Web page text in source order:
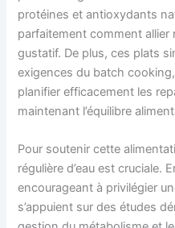
protéines et antioxydants
parfaitement comment
gustatif. De plus, ces plats
exigences du batch
planifier efficacement les
maintenant l’équilibre
Pour soutenir cette
régulière d’eau est cruciale.
encourageant à privilégier
s’appuient sur des études